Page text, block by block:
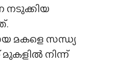
നടുക്കിയ
മകളെ സന്ധ്യ
നിന്ന്